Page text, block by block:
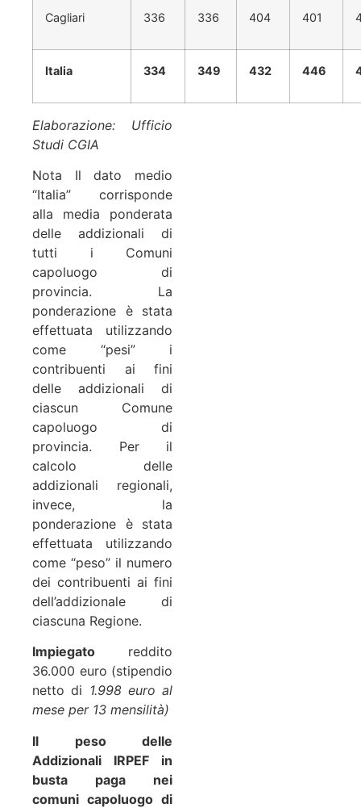
Cagliari 336 336 404 401
Italia 334 349 432 446
Elaborazione: Ufficio
Studi CGIA
Nota Il dato medio
“Italia” corrisponde
alla media ponderata
delle addizionali di
tutti i Comuni
capoluogo di
provincia. La
ponderazione è stata
effettuata utilizzando
come “pesi” i
contribuenti ai fini
delle addizionali di
ciascun Comune
capoluogo di
provincia. Per il
calcolo delle
addizionali regionali,
invece, la
ponderazione è stata
effettuata utilizzando
come “peso” il numero
dei contribuenti ai fini
dell’addizionale di
ciascuna Regione.
Impiegato
reddito
36.000 euro (stipendio
netto di 1.998 euro al
mese per 13 mensilità)
Il peso delle
Addizionali IRPEF in
busta paga nei
comuni capoluogo di